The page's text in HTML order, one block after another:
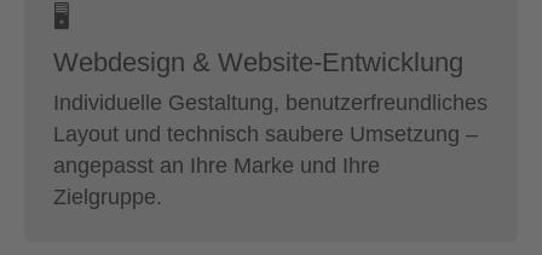
🖥
Webdesign & Website-Entwicklung
Individuelle Gestaltung, benutzerfreundliches
Layout und technisch saubere Umsetzung –
angepasst an Ihre Marke und Ihre
Zielgruppe.